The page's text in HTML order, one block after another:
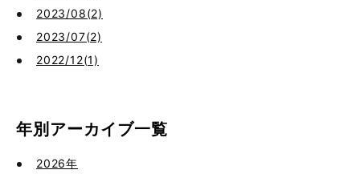
2023/08(2)
2023/07(2)
2022/12(1)
年別アーカイブ一覧
2026年